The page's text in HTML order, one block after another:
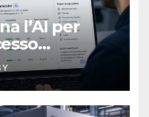
l’AI per